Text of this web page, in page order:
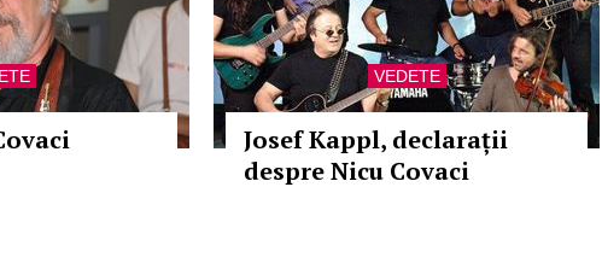
VEDETE
Josef Kappl, declarații
despre Nicu Covaci